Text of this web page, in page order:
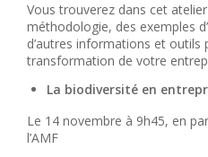
Vous trouverez dans cet
méthodologie, des exemples
d’autres informations et outils
transformation de votre
La biodiversité en
Le 14 novembre à 9h45, en
l’AMF